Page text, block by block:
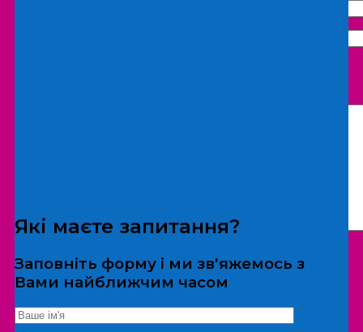
*Дані не передаються третім особам
Які маєте запитання?
Заповніть форму і ми зв'яжемось з
Вами найближчим часом